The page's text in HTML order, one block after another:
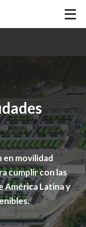
en movilidad
cumplir con las
América Latina y